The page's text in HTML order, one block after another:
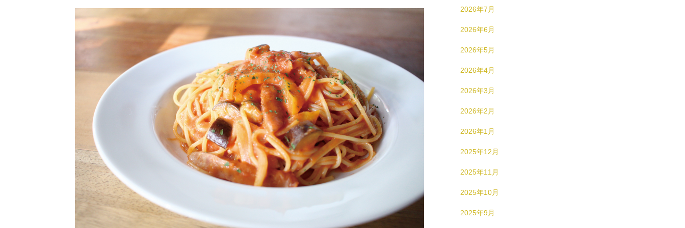
2026年7月
2026年6月
2026年5月
2026年4月
2026年3月
2026年2月
2026年1月
2025年12月
2025年11月
2025年10月
2025年9月